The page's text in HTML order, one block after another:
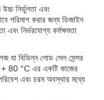
উচ্চ নির্ভুলতা এবং
পরিমাপ করার জন্য ডিজাইন
এবং নির্ভরযোগ্য কর্মক্ষমতা
যা বিভিন্ন লোড সেল সেন্সর
+ 80 °C এর একটি কাজের
এবং চরম অবস্থার মধ্যে